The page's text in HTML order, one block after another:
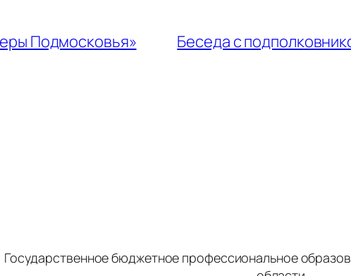
Подмосковья» Беседа с
Государственное бюджетное профессиональное